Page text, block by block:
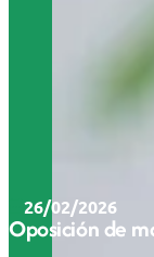
26/02/2026
Oposición de